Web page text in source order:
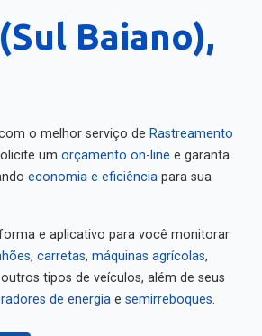
Baiano),
o melhor serviço de Rastreamento
um orçamento on-line e garanta
economia e eficiência para sua
e aplicativo para você monitorar
, carretas, máquinas agrícolas,
tipos de veículos, além de seus
de energia e semirreboques.